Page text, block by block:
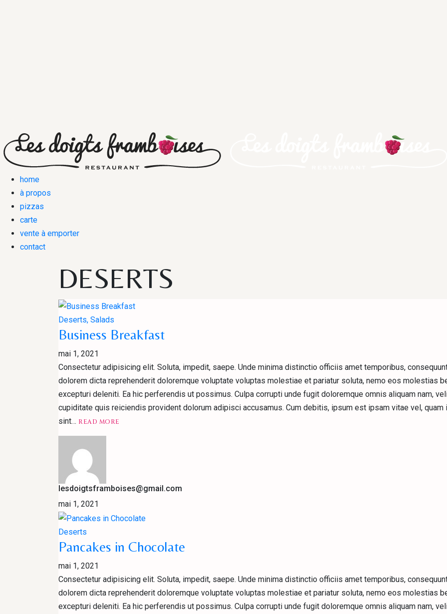
home
à propos
pizzas
carte
vente à emporter
contact
DESERTS
Deserts, Salads
Business Breakfast
mai 1, 2021
Consectetur adipisicing elit. Soluta, impedit, saepe. Unde minima distinctio officiis amet temporibus,
dolorem dicta reprehenderit doloremque voluptate voluptas molestiae et pariatur soluta, nemo eos molestias
excepturi deleniti. Ea hic perferendis ut possimus. Culpa corrupti unde fugit doloremque omnis aliquam nam,
cupiditate quis reiciendis provident dolorum adipisci accusamus. Cum debitis, ipsum est ipsam vitae vel, quam
sint… READ MORE
lesdoigtsframboises@gmail.com
mai 1, 2021
Deserts
Pancakes in Chocolate
mai 1, 2021
Consectetur adipisicing elit. Soluta, impedit, saepe. Unde minima distinctio officiis amet temporibus,
dolorem dicta reprehenderit doloremque voluptate voluptas molestiae et pariatur soluta, nemo eos molestias
excepturi deleniti. Ea hic perferendis ut possimus. Culpa corrupti unde fugit doloremque omnis aliquam nam,